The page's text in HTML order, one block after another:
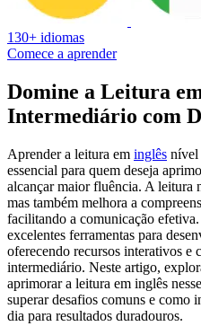
130+ idiomas
Comece a aprender
Domine a Leitura
Intermediário com
Aprender a leitura em inglês nível
essencial para quem deseja
alcançar maior fluência. A leitura
mas também melhora a
facilitando a comunicação
excelentes ferramentas para
oferecendo recursos interativos e
intermediário. Neste artigo,
aprimorar a leitura em inglês
superar desafios comuns e como
dia para resultados duradouros.